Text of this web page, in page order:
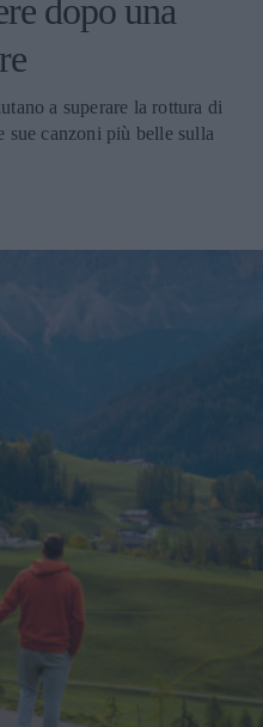
dopo una
a superare la rottura di
sue canzoni più belle sulla